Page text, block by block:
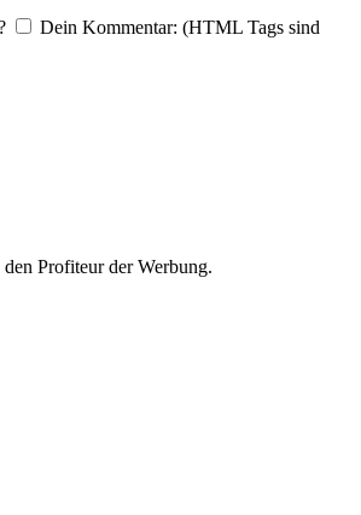
Dein Kommentar: (HTML Tags sind
Profiteur der Werbung.